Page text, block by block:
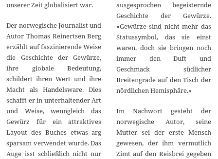
unserer Zeit globalisiert war.
Der norwegische Journalist und
Autor Thomas Reinertsen Berg
erzählt auf faszinierende Weise
die Geschichte der Gewürze,
ihre globale Bedeutung,
schildert ihren Wert und ihre
Macht als Handelsware. Dies
schafft er in unterhaltender Art
und Weise, wenngleich das
Gewürz für ein attraktives
Layout des Buches etwas arg
sparsam verwendet wurde. Das
Auge isst schließlich nicht nur
ausgesprochen begeisternde
Geschichte der Gewürze.
»Gewürze sind nicht mehr das
Statussymbol, das sie einst
waren, doch sie bringen noch
immer den Duft und
Geschmack südlicher
Breitengrade auf den Tisch der
nördlichen Hemisphäre.«
Im Nachwort gesteht der
norwegische Autor, seine
Mutter sei der erste Mensch
gewesen, der ihm vermutlich
Zimt auf den Reisbrei gegeben